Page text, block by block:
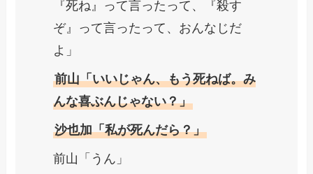
『死ね』って言ったって、『殺す
ぞ』って言ったって、おんなじだ
よ」
前山「いいじゃん、もう死ねば。み
んな喜ぶんじゃない？」
沙也加「私が死んだら？」
前山「うん」